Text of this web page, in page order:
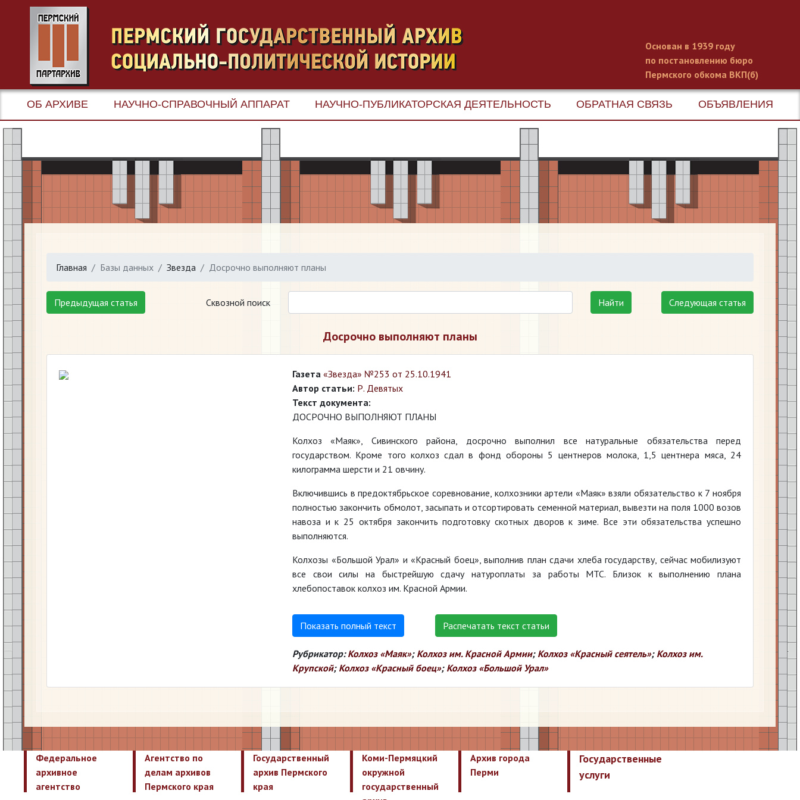
Основан в 1939 году
по постановлению бюро
Пермского обкома ВКП(б)
ОБ АРХИВЕ НАУЧНО-СПРАВОЧНЫЙ АППАРАТ НАУЧНО-ПУБЛИКАТОРСКАЯ ДЕЯТЕЛЬНОСТЬ ОБРАТНАЯ СВЯЗЬ ОБЪЯВЛЕНИЯ
Главная Базы данных Звезда Досрочно выполняют планы
Предыдущая статья Сквозной поиск Найти Следующая статья
Досрочно выполняют планы
Газета «Звезда» №253 от 25.10.1941
Автор статьи: Р. Девятых
Текст документа:
ДОСРОЧНО ВЫПОЛНЯЮТ ПЛАНЫ
Колхоз «Маяк», Сивинского района, досрочно выполнил все натуральные обязательства перед
государством. Кроме того колхоз сдал в фонд обороны 5 центнеров молока, 1,5 центнера мяса, 24
килограмма шерсти и 21 овчину.
Включившись в предоктябрьское соревнование, колхозники артели «Маяк» взяли обязательство к 7 ноября
полностью закончить обмолот, засыпать и отсортировать семенной материал, вывезти на поля 1000 возов
навоза и к 25 октября закончить подготовку скотных дворов к зиме. Все эти обязательства успешно
выполняются.
Колхозы «Большой Урал» и «Красный боец», выполнив план сдачи хлеба государству, сейчас мобилизуют
все свои силы на быстрейшую сдачу натуроплаты за работы МТС. Близок к выполнению плана
хлебопоставок колхоз им. Красной Армии.
Показать полный текст Распечатать текст статьи
Рубрикатор: Колхоз «Маяк»; Колхоз им. Красной Армии; Колхоз «Красный сеятель»; Колхоз им.
Крупской; Колхоз «Красный боец»; Колхоз «Большой Урал»
Федеральное
архивное
агентство
Агентство по
делам архивов
Пермского края
Государственный
архив Пермского
края
Коми-Пермяцкий
окружной
государственный
Архив города
Перми
Государственные
услуги